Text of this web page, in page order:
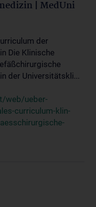
| MedUni
der
Die Klinische
der Universitätskli...
web/ueber-
curriculum-klin-